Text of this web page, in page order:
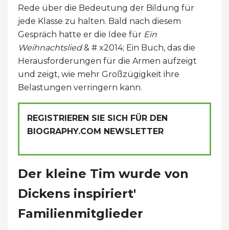
Rede über die Bedeutung der Bildung für
jede Klasse zu halten. Bald nach diesem
Gespräch hatte er die Idee für Ein
Weihnachtslied& # x2014; Ein Buch, das die
Herausforderungen für die Armen aufzeigt
und zeigt, wie mehr Großzügigkeit ihre
Belastungen verringern kann.
REGISTRIEREN SIE SICH FÜR DEN
BIOGRAPHY.COM NEWSLETTER
Der kleine Tim wurde von
Dickens inspiriert'
Familienmitglieder